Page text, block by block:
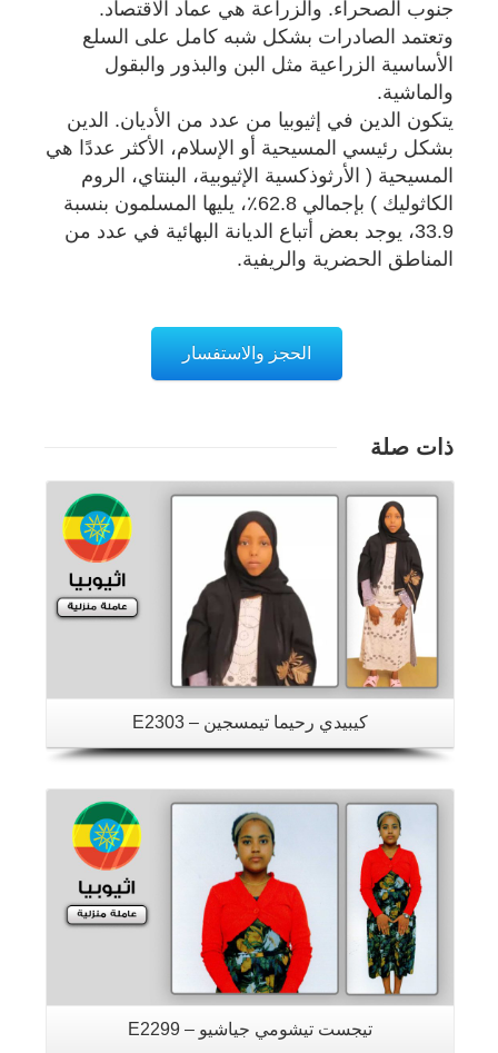
جنوب الصحراء. والزراعة هي عماد الاقتصاد.
وتعتمد الصادرات بشكل شبه كامل على السلع
الأساسية الزراعية مثل البن والبذور والبقول
والماشية.
يتكون الدين في إثيوبيا من عدد من الأديان. الدين
بشكل رئيسي المسيحية أو الإسلام، الأكثر عددًا هي
المسيحية ( الأرثوذكسية الإثيوبية، البنتاي، الروم
الكاثوليك ) بإجمالي 62.8٪، يليها المسلمون بنسبة
33.9، يوجد بعض أتباع الديانة البهائية في عدد من
المناطق الحضرية والريفية.
الحجز والاستفسار
ذات صلة
كيبيدي رحيما تيمسجين – E2303
تيجست تيشومي جياشيو – E2299